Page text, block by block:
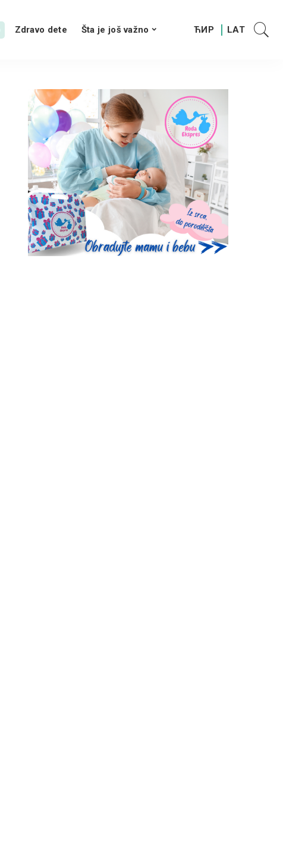
Zdravo dete Šta je još važno